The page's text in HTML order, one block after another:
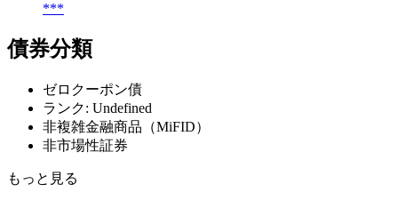
***
債券分類
ゼロクーポン債
ランク: Undefined
非複雑金融商品（MiFID）
非市場性証券
もっと見る